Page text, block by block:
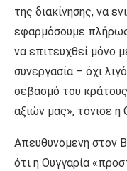
της διακίνησης, να
εφαρμόσουμε
να επιτευχθεί μόνο
συνεργασία – όχι
σεβασμό του
αξιών μας», τόνισε
Απευθυνόμενη στον
ότι η Ουγγαρία